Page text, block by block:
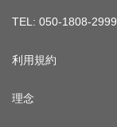
TEL: 050-1808-2999
利用規約
理念